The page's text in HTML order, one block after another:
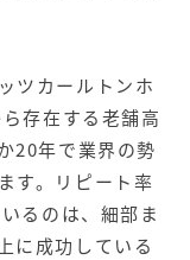
ツカールトンホ
存在する老舗高
20年で業界の勢
す。リピート率
るのは、細部ま
に成功している